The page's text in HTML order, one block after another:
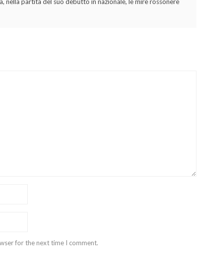
for the next time I comment.